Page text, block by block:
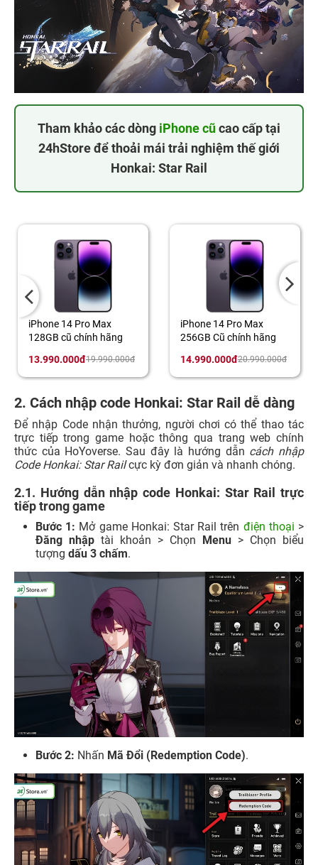
Tham khảo các dòng iPhone cũcao cấp tại
24hStore để thoải mái trải nghiệm thế giới
Honkai: Star Rail
iPhone 14 Pro Max
128GB cũ chính hãng
13.990.000đ19.990.000đ
iPhone 14 Pro Max
256GB Cũ chính hãng
14.990.000đ20.990.000đ
2. Cách nhập code Honkai: Star Rail dễ dàng
Để nhập Code nhận thưởng, người chơi có thể thao tác
trực tiếp trong game hoặc thông qua trang web chính
thức của HoYoverse. Sau đây là hướng dẫn cách nhập
Code Honkai: Star Railcực kỳ đơn giản và nhanh chóng.
2.1. Hướng dẫn nhập code Honkai: Star Rail trực
tiếp trong game
Bước 1: Mở game Honkai: Star Rail trên điện thoại >
Đăng nhập tài khoản > Chọn Menu > Chọn biểu
tượng dấu 3 chấm.
Bước 2: Nhấn Mã Đổi (Redemption Code).